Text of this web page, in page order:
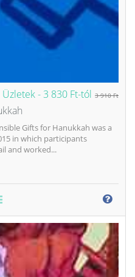
Üzletek -3 830 Ft-tól 3 910 Ft
Gifts for Hanukkah was a
in which participants
and worked...